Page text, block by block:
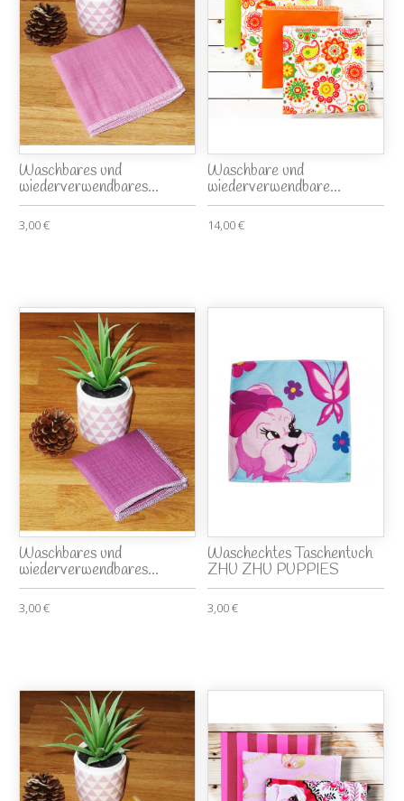
Waschbares und
wiederverwendbares...
3,00 €
Waschbare und
wiederverwendbare...
14,00 €
Waschbares und
wiederverwendbares...
3,00 €
Waschechtes Taschentuch
ZHU ZHU PUPPIES
3,00 €